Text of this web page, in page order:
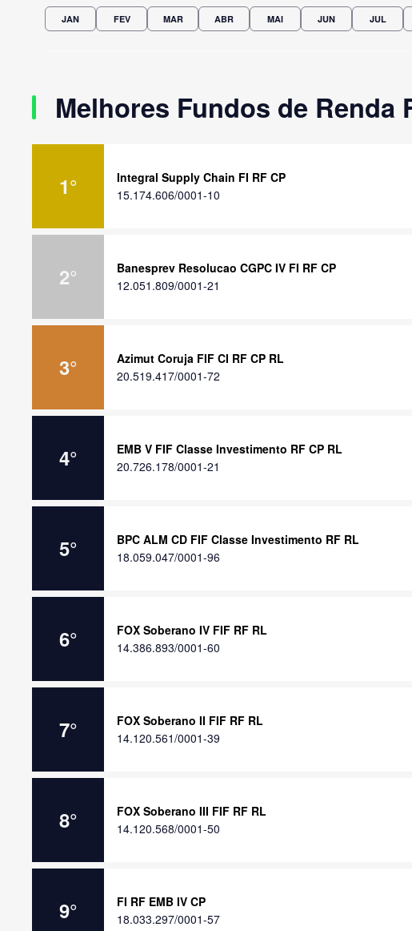
JAN FEV MAR ABR MAI JUN JUL
Melhores Fundos de Renda
1°
Integral Supply Chain FI RF CP
15.174.606/0001-10
2°
Banesprev Resolucao CGPC IV FI RF CP
12.051.809/0001-21
3°
Azimut Coruja FIF CI RF CP RL
20.519.417/0001-72
4°
EMB V FIF Classe Investimento RF CP RL
20.726.178/0001-21
5°
BPC ALM CD FIF Classe Investimento RF RL
18.059.047/0001-96
6°
FOX Soberano IV FIF RF RL
14.386.893/0001-60
7°
FOX Soberano II FIF RF RL
14.120.561/0001-39
8°
FOX Soberano III FIF RF RL
14.120.568/0001-50
9°
FI RF EMB IV CP
18.033.297/0001-57